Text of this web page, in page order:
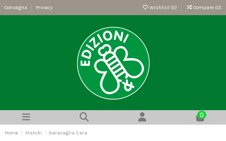
Consegna Privacy Wishlist (0) Compare (0)
0
Home Marchi Garavaglia Sara